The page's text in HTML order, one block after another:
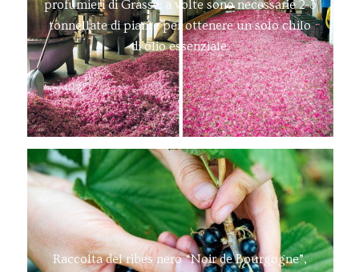
profumieri di Grasse; a volte sono necessarie 2-3
tonnellate di piante per ottenere un solo chilo
di olio essenziale.
Raccolta del ribes nero “Noir de Bourgogne”,